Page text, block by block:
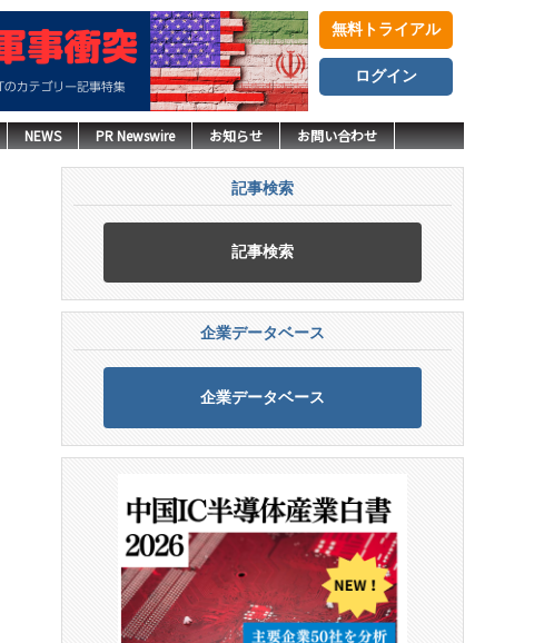
無料トライアル
ログイン
NEWS PR Newswire お知らせ お問い合わせ
記事検索
記事検索
企業データベース
企業データベース